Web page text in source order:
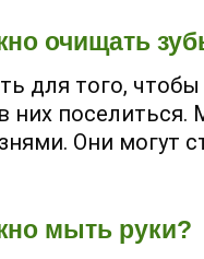
очищать
для того,
них
Они могут
мыть руки?